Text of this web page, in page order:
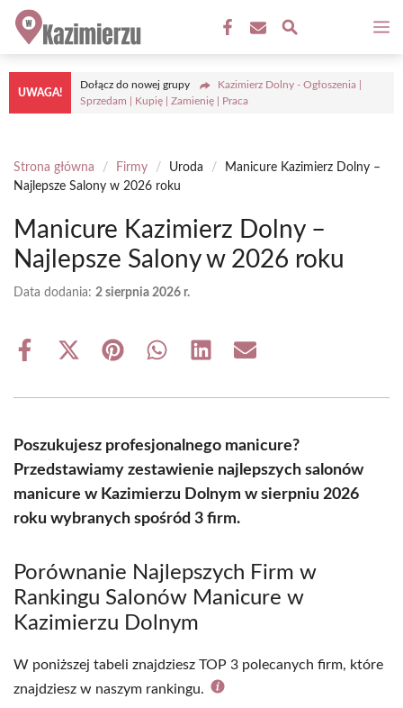
Przejdź
treści
UWAGA!
Dołącz do nowej grupy
Kazimierz Dolny - Ogłoszenia |
Sprzedam | Kupię | Zamienię | Praca
Strona główna / Firmy / Uroda /
Manicure Kazimierz Dolny –
Najlepsze Salony w 2026 roku
Manicure Kazimierz Dolny –
Najlepsze Salony w 2026 roku
Data dodania: 2 sierpnia 2026 r.
Share
Share
(Twitter)
Share Share Share Share
Poszukujesz profesjonalnego manicure?
Przedstawiamy zestawienie najlepszych salonów
manicure w Kazimierzu Dolnym w sierpniu 2026
roku wybranych spośród 3 firm.
Porównanie Najlepszych Firm w
Rankingu Salonów Manicure w
Kazimierzu Dolnym
W poniższej tabeli znajdziesz TOP 3 polecanych firm, które
znajdziesz w naszym rankingu.